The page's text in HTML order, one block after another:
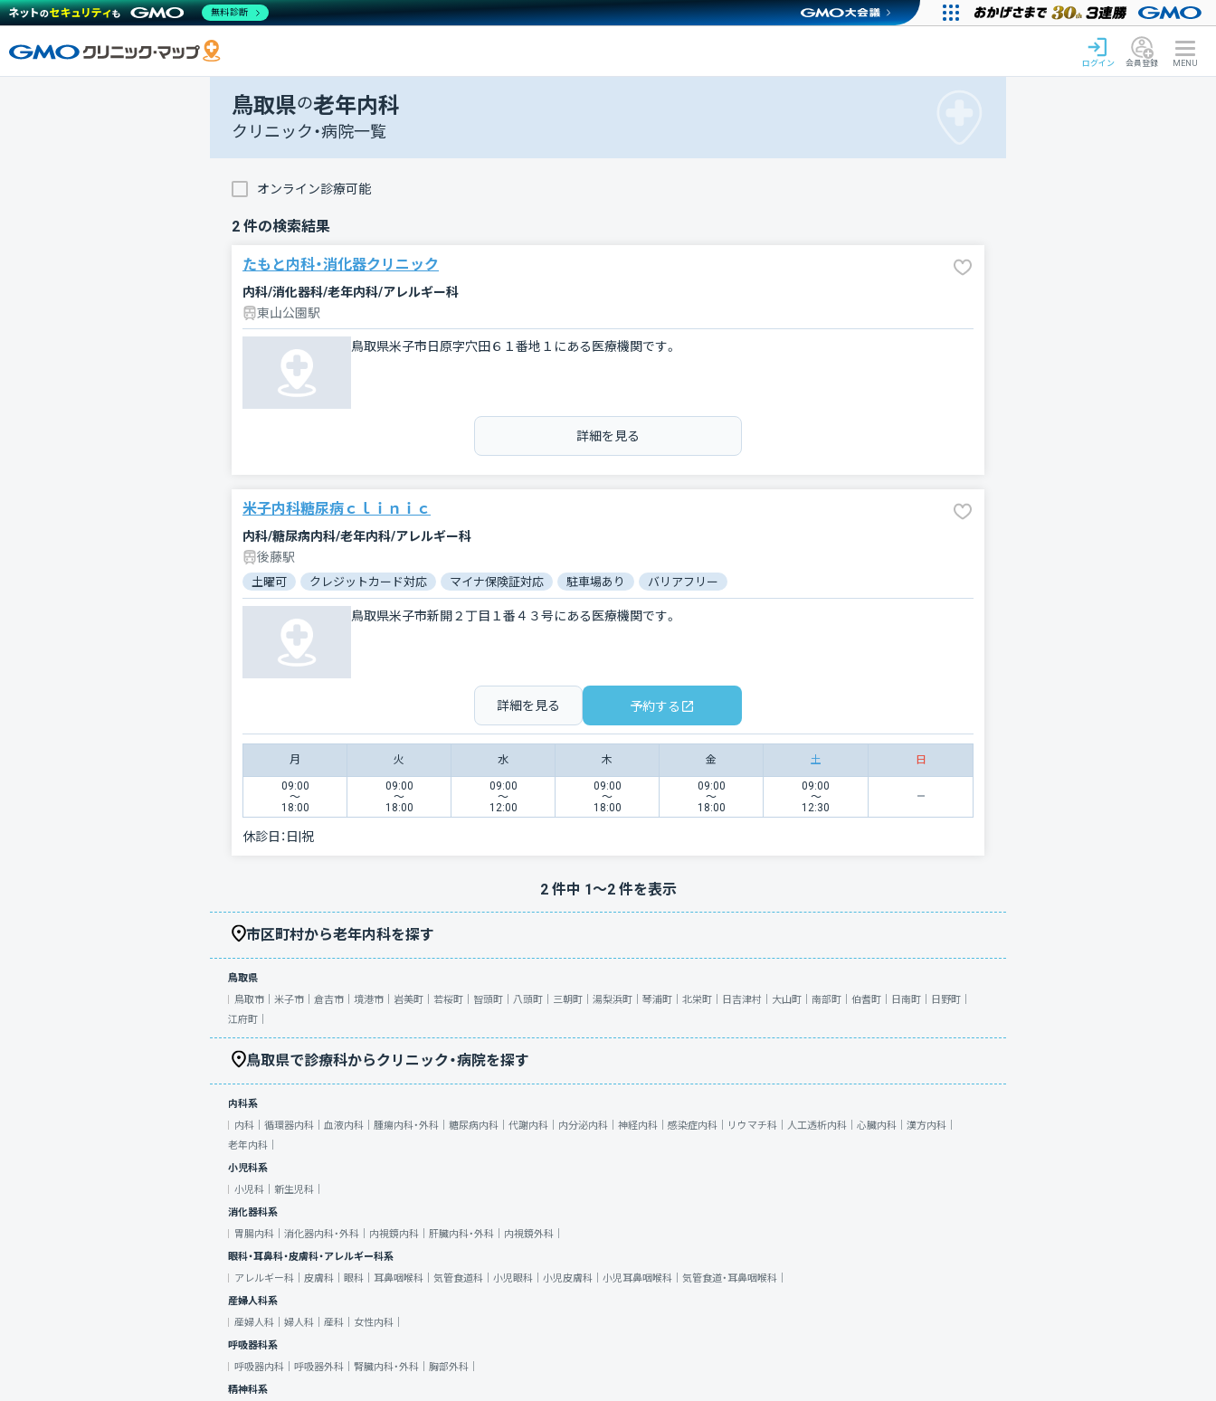
ログイン 会員登録 MENU
鳥取県の老年内科
クリニック・病院一覧
オンライン診療可能
2 件の検索結果
たもと内科・消化器クリニック
内科/消化器科/老年内科/アレルギー科
東山公園駅
鳥取県米子市日原字穴田６１番地１にある医療機関です。
詳細を見る
米子内科糖尿病ｃｌｉｎｉｃ
内科/糖尿病内科/老年内科/アレルギー科
後藤駅
土曜可 クレジットカード対応 マイナ保険証対応 駐車場あり バリアフリー
鳥取県米子市新開２丁目１番４３号にある医療機関です。
詳細を見る 予約する
月 火 水 木 金 土 日
09:00
〜
18:00
09:00
〜
18:00
09:00
〜
12:00
09:00
〜
18:00
09:00
〜
18:00
09:00
〜
12:30
休診日： 日|祝
2件中 1〜2件を表示
市区町村から老年内科を探す
鳥取県
鳥取市｜ 米子市｜ 倉吉市｜ 境港市｜ 岩美町｜ 若桜町｜ 智頭町｜ 八頭町｜ 三朝町｜ 湯梨浜町｜ 琴浦町｜ 北栄町｜ 日吉津村｜ 大山町｜ 南部町｜ 伯耆町｜ 日南町｜
日野町｜
江府町｜
鳥取県で診療科からクリニック・病院を探す
内科系
内科｜ 循環器内科｜ 血液内科｜ 腫瘍内科・外科｜ 糖尿病内科｜ 代謝内科｜ 内分泌内科｜ 神経内科｜ 感染症内科｜ リウマチ科｜ 人工透析内科｜ 心臓内科｜ 漢方内科｜
老年内科｜
小児科系
小児科｜ 新生児科｜
消化器科系
胃腸内科｜ 消化器内科・外科｜ 内視鏡内科｜ 肝臓内科・外科｜ 内視鏡外科｜
眼科・耳鼻科・皮膚科・アレルギー科系
アレルギー科｜ 皮膚科｜ 眼科｜ 耳鼻咽喉科｜ 気管食道科｜ 小児眼科｜ 小児皮膚科｜ 小児耳鼻咽喉科｜ 気管食道・耳鼻咽喉科｜
産婦人科系
産婦人科｜ 婦人科｜ 産科｜ 女性内科｜
呼吸器科系
呼吸器内科｜ 呼吸器外科｜ 腎臓内科・外科｜ 胸部外科｜
精神科系
無料診断